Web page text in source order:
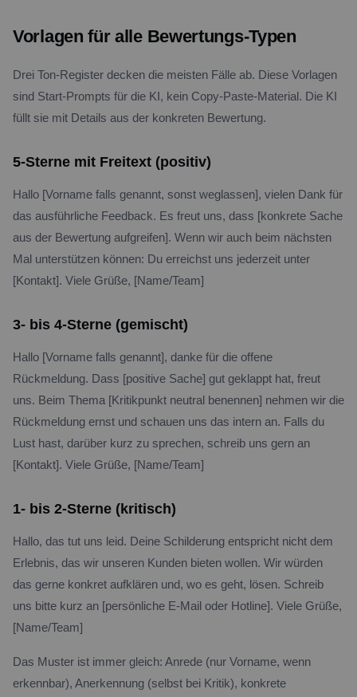
Vorlagen für alle Bewertungs-Typen
Drei Ton-Register decken die meisten Fälle ab. Diese Vorlagen
sind Start-Prompts für die KI, kein Copy-Paste-Material. Die KI
füllt sie mit Details aus der konkreten Bewertung.
5-Sterne mit Freitext (positiv)
Hallo [Vorname falls genannt, sonst weglassen], vielen Dank für
das ausführliche Feedback. Es freut uns, dass [konkrete Sache
aus der Bewertung aufgreifen]. Wenn wir auch beim nächsten
Mal unterstützen können: Du erreichst uns jederzeit unter
[Kontakt]. Viele Grüße, [Name/Team]
3- bis 4-Sterne (gemischt)
Hallo [Vorname falls genannt], danke für die offene
Rückmeldung. Dass [positive Sache] gut geklappt hat, freut
uns. Beim Thema [Kritikpunkt neutral benennen] nehmen wir die
Rückmeldung ernst und schauen uns das intern an. Falls du
Lust hast, darüber kurz zu sprechen, schreib uns gern an
[Kontakt]. Viele Grüße, [Name/Team]
1- bis 2-Sterne (kritisch)
Hallo, das tut uns leid. Deine Schilderung entspricht nicht dem
Erlebnis, das wir unseren Kunden bieten wollen. Wir würden
das gerne konkret aufklären und, wo es geht, lösen. Schreib
uns bitte kurz an [persönliche E-Mail oder Hotline]. Viele Grüße,
[Name/Team]
Das Muster ist immer gleich: Anrede (nur Vorname, wenn
erkennbar), Anerkennung (selbst bei Kritik), konkrete